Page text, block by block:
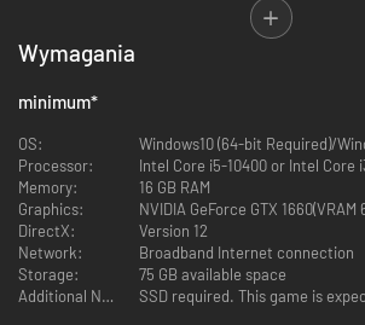
- Makijaż/malowanie twarzy: kumadori łowcy
- Makijaż/malowanie twarzy: unikalny rozkwit
- Zestaw obrazków: Jednostka Avis
- Dodatkowa zawartość premium
- zestaw ozdób DLC 1
- zestaw ozdób DLC 2
Nieokiełznana siła natury jest dzika i
się gwałtownie w mgnieniu oka.
To opowieść o potworach i ludziach — i o tym, jak
harmonii w dwoistym świecie.
Dopełnij obowiązku łowcy, tropiąc i pokonując
nowe bronie i pancerze z materiałów zebranych
Wymagania
minimum*
OS:
Windows10 (64-bit Required)/
Processor:
Intel Core i5-10400 or Intel Core
Memory:
16 GB RAM
Graphics:
NVIDIA GeForce GTX
DirectX:
Version 12
Network:
Broadband Internet connection
Storage:
75 GB available space
Additional Notes:
SSD required. This game is